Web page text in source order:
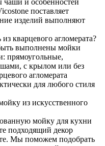
поставляет
изделий выполняют
кварцевого агломерата?
выполнены мойки
прямоугольные,
с крылом или без
агломерата
для любого стиля
из искусственного
мойку для кухни
подходящий декор
Мы поможем подобрать